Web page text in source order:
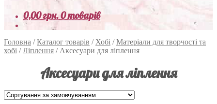
0,00грн.0 товарів
Головна /Каталог товарів / Хобі /Матеріали для творчості та
хобі /Ліплення / Аксесуари для ліплення
Аксесуари для ліплення